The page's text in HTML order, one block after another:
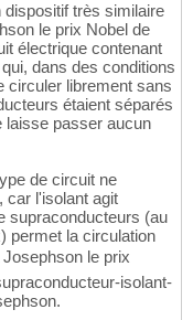
très similaire
le prix Nobel de
électrique contenant
dans des conditions
circuler librement sans
étaient séparés
laisse passer aucun
de circuit ne
car l'isolant agit
supraconducteurs (au
permet la circulation
Josephson le prix
isolant-